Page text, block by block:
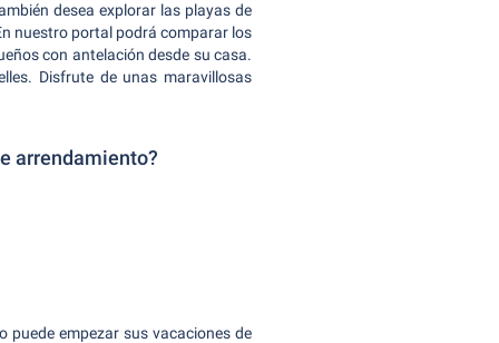
desea explorar las playas de
nuestro portal podrá comparar los
con antelación desde su casa.
Disfrute de unas maravillosas
arrendamiento?
puede empezar sus vacaciones de